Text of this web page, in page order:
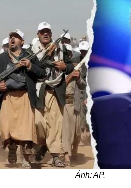
Ảnh: AP.